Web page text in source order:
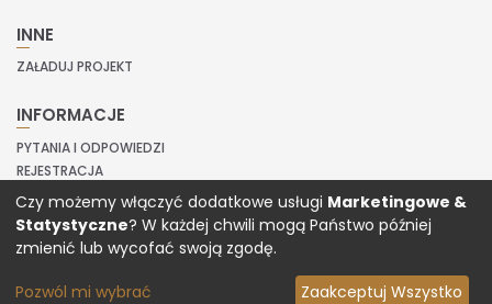
INNE
ZAŁADUJ PROJEKT
INFORMACJE
PYTANIA I ODPOWIEDZI
REJESTRACJA
LOGOWANIE
Copyright © 2020 Prinvit.
Czy możemy włączyć dodatkowe usługi Marketingowe &
Statystyczne? W każdej chwili mogą Państwo później
zmienić lub wycofać swoją zgodę.
Pozwól mi wybrać Zaakceptuj Wszystko